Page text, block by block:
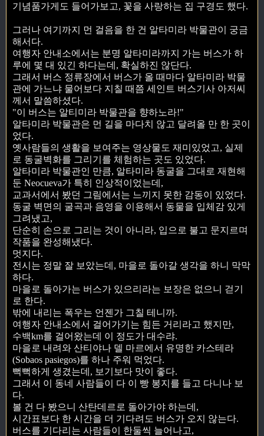
기념품가게도 들어가보고, 꽃을 사랑하는 집 구경도 했다.
그러나 여기까지 먼 걸음을 한 건 알타미라 박물관이 궁금
해서다.
여행자 안내소에서는 분명 알타미라까지 가는 버스가 하
루에 몇 대 있긴 하다는데, 확실하진 않단다.
그래서 버스 정류장에서 버스가 올 때마다 알타미라 박물
관에 가느냐 물어보다 지칠 때쯤 세인트 버스기사 아저씨
께서 말씀하셨다.
"이 버스는 알티미라 박물관을 향하노라!"
알타미라 박물관은 먼 길을 마다치 않고 달려올 만 한 곳이
었다.
옛사람들의 생활을 보여주는 영상물도 재미있었고, 실제
로 동굴벽화를 그리기를 체험하는 곳도 있었다.
알타미라 박물관인 만큼, 알타미라 동굴을 그대로 재현해
둔 Neocueva가 특히 인상적이었는데,
교과서에서 봤던 그림에서는 느끼지 못한 감동이 있었다.
동굴 벽면의 굴곡과 음영을 이용해서 동물을 입체감 있게
그려냈고,
단순히 손으로 그리는 것이 아니라, 입으로 불고 문지르며
작품을 완성해냈다.
멋지다.
전시는 정말 잘 보았는데, 마을로 돌아갈 생각을 하니 막막
하다.
마을로 돌아가는 버스가 있으리라는 보장은 없으니 걷기
로 한다.
밖에 내리는 폭우는 언젠가 그칠 테니까.
여행자 안내소에서 걸어가기는 힘든 거리라고 했지만,
수백km를 걸어왔는데 이 정도가 대수랴.
마을로 내려와 산티야나 델 마르에서 유명한 카스테라
(Sobaos pasiegos)를 하나 주워 먹었다.
뻑뻑하게 생겼는데, 보기보다 맛이 좋다.
그래서 이 동네 사람들이 다 이 빵 봉지를 들고 다니나 보
다.
볼 건 다 봤으니 산탄데르로 돌아가야 하는데,
시간표보다 한 시간을 더 기다려도 버스가 오지 않는다.
버스를 기다리는 사람들이 한둘씩 늘어나고,